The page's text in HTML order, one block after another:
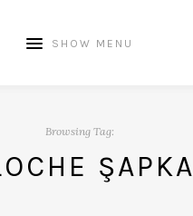
SHOW MENU
Browsing Tag:
ŞAPKA